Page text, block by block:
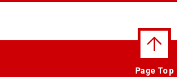
Page Top